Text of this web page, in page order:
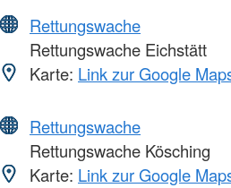
Rettungswache
Rettungswache Eichstätt
Karte: Link zur Google
Rettungswache
Rettungswache Kösching
Karte: Link zur Google